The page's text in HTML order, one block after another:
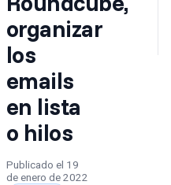
organizar
los
emails
en lista
o hilos
Publicado el 19
de enero de 2022